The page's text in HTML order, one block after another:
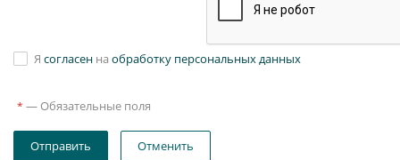
Я согласен на обработку персональных данных
* — Обязательные поля
Отправить Отменить